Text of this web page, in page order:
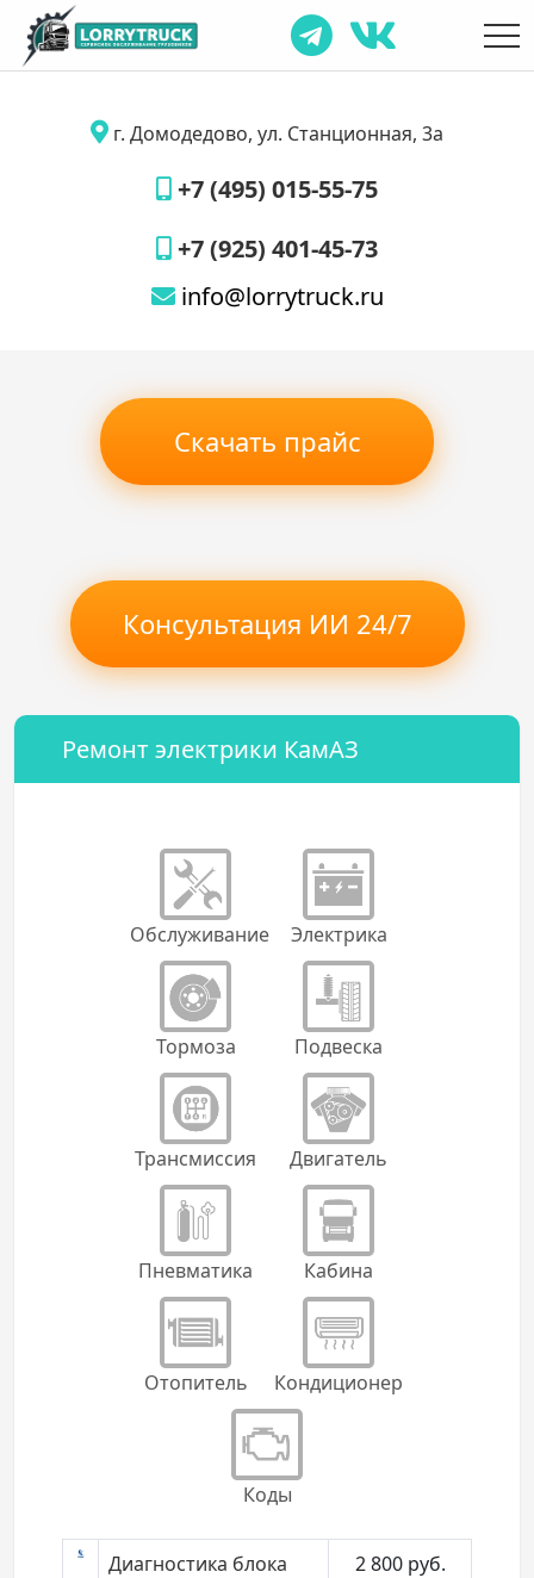
г. Домодедово, ул. Станционная, 3а
+7 (495) 015-55-75
+7 (925) 401-45-73
info@lorrytruck.ru
Скачать прайс
Консультация ИИ 24/7
Ремонт электрики КамАЗ
Обслуживание Электрика
Тормоза Подвеска
Трансмиссия Двигатель
Пневматика Кабина
Отопитель Кондиционер
Коды
Диагностика блока
2 800 руб.